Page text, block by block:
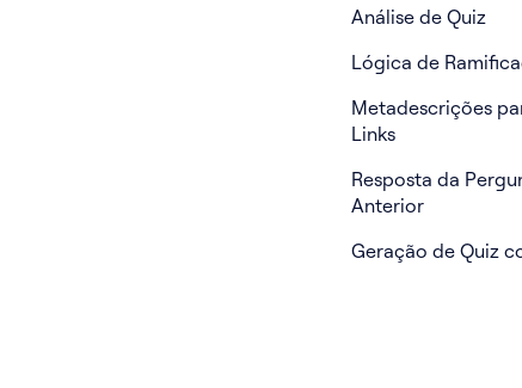
Análise de Quiz
Lógica de
Metadescrições
Links
Resposta da
Anterior
Geração de Quiz